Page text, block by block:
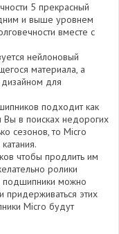
5 прекрасный
и выше уровнем
вместе с
нейлоновый
материала, а
для
подходит как
Вы в поисках недорогих
сезонов, то Micro
чтобы продлить им
ролики
подшипники можно
придерживаться этих
Micro будут